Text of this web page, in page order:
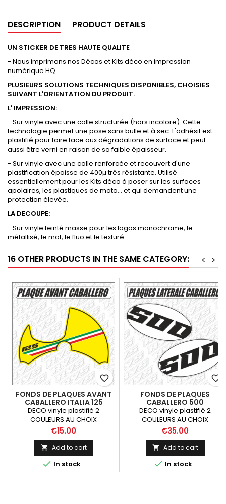
DESCRIPTION PRODUCT DETAILS
UN STICKER DE TRES HAUTE QUALITE
- Nous imprimons nos Décos et Kits déco en impression
numérique HQ.
PLUSIEURS SOLUTIONS TECHNIQUES DISPONIBLES, CHOISIES
SUIVANT L'ORIENTATION DU PRODUIT.
L' IMPRESSION:
- Sur vinyle avec une colle structurée (hors incolore). Cette
technologie permet une pose sans bulle et à sec. L'adhésif est
plastifié pour faire face aux dégradations de surface et peut
aussi être verni en raison de sa faible épaisseur.
- Sur vinyle avec une colle renforcée et recouvert d'une
plastification épaisse de 400µ très résistante. Utilisé
essentiellement pour les Kits déco à poser sur les surfaces
apolaires, les plastiques de moto... et qui demandent une
protection élevée.
LA DECOUPE:
- Sur vinyle teinté masse pour les logos monochrome, le
métallisé, le mat, le fluo et le texturé.
16 OTHER PRODUCTS IN THE SAME CATEGORY: >
<
FONDS DE PLAQUES AVANT
CABALLERO ITALIA 125
DECO vinyle plastifié 2
COULEURS AU CHOIX
Price
€15.00
 Add to cart
 In stock
favorite_border
FONDS DE PLAQUES
CABALLERO 500
DECO vinyle plastifié 2
COULEURS AU CHOIX
Price
€35.00
 Add to cart
 In stock
favorite_border